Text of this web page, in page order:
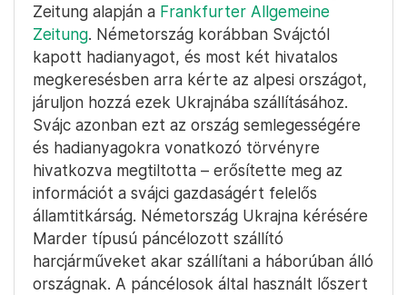
Zeitung alapján a Frankfurter Allgemeine
Zeitung. Németország korábban Svájctól
kapott hadianyagot, és most két hivatalos
megkeresésben arra kérte az alpesi országot,
járuljon hozzá ezek Ukrajnába szállításához.
Svájc azonban ezt az ország semlegességére
és hadianyagokra vonatkozó törvényre
hivatkozva megtiltotta – erősítette meg az
információt a svájci gazdaságért felelős
államtitkárság. Németország Ukrajna kérésére
Marder típusú páncélozott szállító
harcjárműveket akar szállítani a háborúban álló
országnak. A páncélosok által használt lőszert